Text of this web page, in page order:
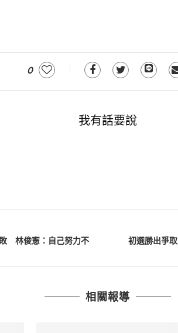
0
我有話要說
林俊憲：自己努力不
初選勝出爭
相關報導